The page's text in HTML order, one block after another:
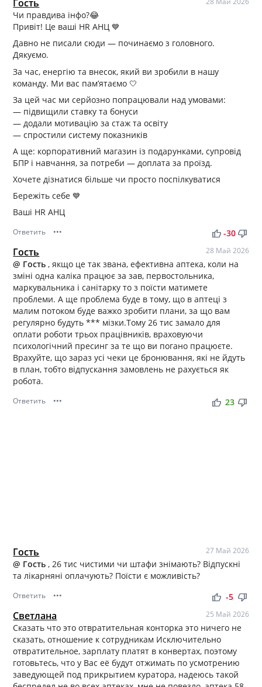
Гость
Чи правдива інфо?😂
Привіт! Це ваші HR АНЦ 💙
Давно не писали сюди — починаємо з головного.
Дякуємо.
За час, енергію та внесок, який ви зробили в нашу
команду. Ми вас пам’ятаємо 🤍
За цей час ми серйозно попрацювали над умовами:
— підвищили ставку та бонуси
— додали мотивацію за стаж та освіту
— спростили систему показників
А ще: корпоративний магазин із подарунками, супровід
БПР і навчання, за потреби — доплата за проїзд.
Хочете дізнатися більше чи просто поспілкуватися
Бережіть себе 💙
Ваші HR АНЦ
Ответить ••• thumb_up thumb_down
-30
Гость 28 Май 2026
@ Гость, якщо це так звана, ефективна аптека, коли на
зміні одна каліка працює за зав, первостольника,
маркувальника і санітарку то з поїсти матимете
проблеми. А ще проблема буде в тому, що в аптеці з
малим потоком буде важко зробити плани, за що вам
регулярно будуть *** мізки.Тому 26 тис замало для
оплати роботи трьох працівників, враховуючи
психологічний пресинг за те що ви погано працюєте.
Врахуйте, що зараз усі чеки це бронювання, які не йдуть
в план, тобто відпускання замовлень не рахується як
робота.
Ответить ••• thumb_up thumb_down
23
Гость 27 Май 2026
@ Гость, 26 тис чистими чи штафи знімають? Відпускні
та лікарняні оплачують? Поїсти є можливість?
Ответить ••• thumb_up thumb_down
-5
Светлана 25 Май 2026
Сказать что это отвратительная конторка это ничего не
сказать, отношение к сотрудникам Исключительно
отвратительное, зарплату платят в конвертах, поэтому
готовьтесь, что у Вас её будут отжимать по усмотрению
заведующей под прикрытием куратора, надеюсь такой